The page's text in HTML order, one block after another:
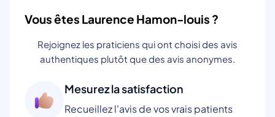
Vous êtes Laurence Hamon-louis ?
Rejoignez les praticiens qui ont choisi des avis
authentiques plutôt que des avis anonymes.
Mesurez la satisfaction
Recueillez l'avis de vos vrais patients